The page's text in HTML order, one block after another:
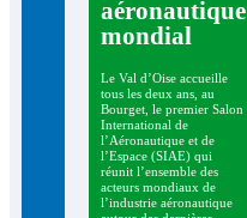
aéronautique
mondial
Le Val d’Oise accueille
tous les deux ans, au
Bourget, le premier Salon
International de
l’Aéronautique et de
l’Espace (SIAE) qui
réunit l’ensemble des
acteurs mondiaux de
l’industrie aéronautique